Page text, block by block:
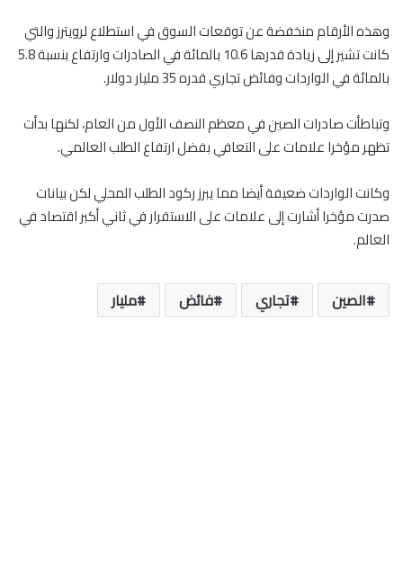
وهذه الأرقام منخفضة عن توقعات السوق في استطلاع لرويترز والتي
كانت تشير إلى زيادة قدرها 10.6 بالمائة في الصادرات وارتفاع بنسبة 5.8
بالمائة في الواردات وفائض تجاري قدره 35 مليار دولار.
وتباطأت صادرات الصين في معظم النصف الأول من العام، لكنها بدأت
تظهر مؤخرا علامات على التعافي بفضل ارتفاع الطلب العالمي.
وكانت الواردات ضعيفة أيضا مما يبرز ركود الطلب المحلي لكن بيانات
صدرت مؤخرا أشارت إلى علامات على الاستقرار في ثاني أكبر اقتصاد في
العالم.
الصين تجاري فائض مليار